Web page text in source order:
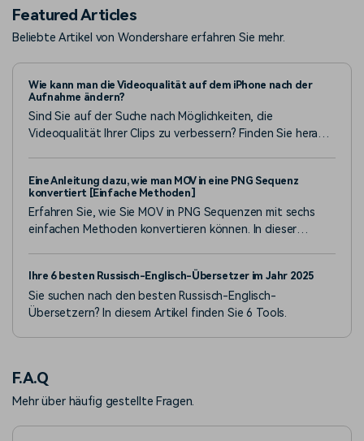
Featured Articles
Beliebte Artikel von Wondershare erfahren Sie mehr.
Wie kann man die Videoqualität auf dem iPhone nach der
Aufnahme ändern?
Sind Sie auf der Suche nach Möglichkeiten, die
Videoqualität Ihrer Clips zu verbessern? Finden Sie heraus,
Eine Anleitung dazu, wie man MOV in eine PNG Sequenz
konvertiert [Einfache Methoden]
Erfahren Sie, wie Sie MOV in PNG Sequenzen mit sechs
einfachen Methoden konvertieren können. In dieser
Ihre 6 besten Russisch-Englisch-Übersetzer im Jahr 2025
Sie suchen nach den besten Russisch-Englisch-
Übersetzern? In diesem Artikel finden Sie 6 Tools.
F.A.Q
Mehr über häufig gestellte Fragen.